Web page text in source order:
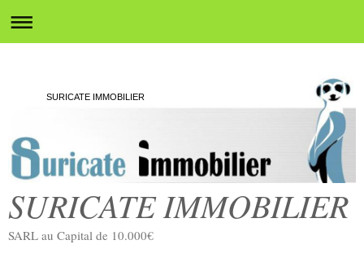
SURICATE IMMOBILIER
SURICATE IMMOBILIER
SARL au Capital de 10.000€